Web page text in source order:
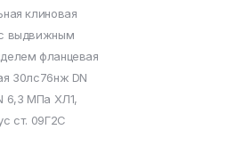
клиновая
выдвижным
фланцевая
30лс76нж DN
6,3 МПа ХЛ1,
ст. 09Г2С